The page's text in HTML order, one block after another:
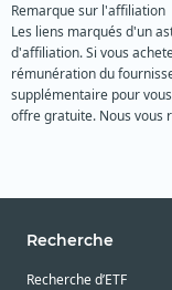
Remarque sur l'affiliation
Les liens marqués d'un
d'affiliation. Si vous
rémunération du
supplémentaire pour
offre gratuite. Nous vous
Recherche
Recherche d’ETF